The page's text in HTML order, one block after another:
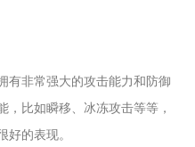
有非常强大的攻击能力和防御
，比如瞬移、冰冻攻击等等，
好的表现。